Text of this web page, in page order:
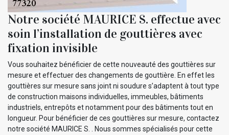
Notre société MAURICE S. effectue avec
soin l’installation de gouttières avec
fixation invisible
Vous souhaitez bénéficier de cette nouveauté des gouttières sur
mesure et effectuer des changements de gouttière. En effet les
gouttières sur mesure sans joint ni soudure s’adaptent à tout type
de construction maisons individuelles, immeubles, bâtiments
industriels, entrepôts et notamment pour des bâtiments tout en
longueur. Pour bénéficier de ces gouttières sur mesure, contactez
notre société MAURICE S. . Nous sommes spécialisés pour cette